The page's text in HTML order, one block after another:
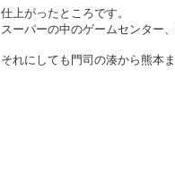
仕上がったところです。
スーパーの中のゲームセンター
それにしても門司の湊から熊本